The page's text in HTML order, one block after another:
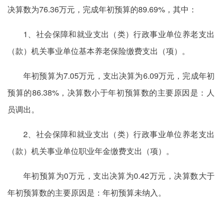
决算数为76.36万元，完成年初预算的89.69%，其中：
1、社会保障和就业支出（类）行政事业单位养老支出
（款）机关事业单位基本养老保险缴费支出（项）。
年初预算为7.05万元，支出决算为6.09万元，完成年初
预算的86.38%，决算数小于年初预算数的主要原因是：人
员调出。
2、社会保障和就业支出（类）行政事业单位养老支出
（款）机关事业单位职业年金缴费支出（项）。
年初预算为0万元，支出决算为0.42万元，决算数大于
年初预算数的主要原因是：年初预算未纳入。